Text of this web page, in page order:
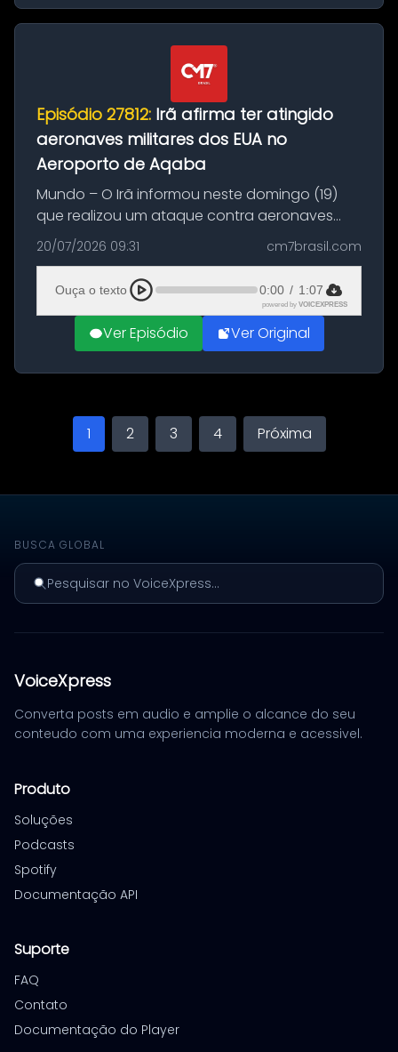
Episódio 27812: Irã afirma ter atingido
aeronaves militares dos EUA no
Aeroporto de Aqaba
Mundo – O Irã informou neste domingo (19)
que realizou um ataque contra aeronaves
militares dos Estados Unidos estacionadas no
Aeroporto de Aqaba, na Jordânia, durante a
21ª fase da Operação Nasr 2. A...
20/07/2026 09:31 cm7brasil.com
Ouça o texto 0:00 / 1:07
powered by VOICEXPRESS
Ver Episódio Ver Original
1 2 3 4 Próxima
BUSCA GLOBAL
Pesquisar no VoiceXpress...
VoiceXpress
Converta posts em audio e amplie o alcance do seu
conteudo com uma experiencia moderna e acessivel.
Produto
Soluções
Podcasts
Spotify
Documentação API
Suporte
FAQ
Contato
Documentação do Player